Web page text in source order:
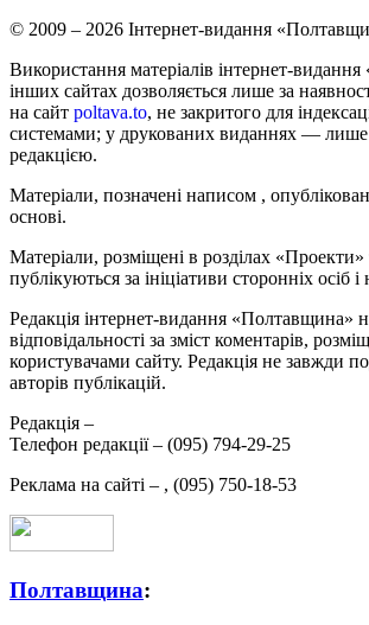
© 2009 – 2026 Інтернет-видання
Використання матеріалів інтернет-
інших сайтах дозволяється лише за
на сайт poltava.to, не закритого для
системами; у друкованих виданнях —
редакцією.
Матеріали, позначені написом ,
основі.
Матеріали, розміщені в розділах
публікуються за ініціативи сторонніх осіб
Редакція інтернет-видання «Полтавщина»
відповідальності за зміст коментарів,
користувачами сайту. Редакція не завжди
авторів публікацій.
Редакція –
Телефон редакції – (095) 794-29-25
Реклама на сайті – , (095) 750-18-53
Полтавщина: